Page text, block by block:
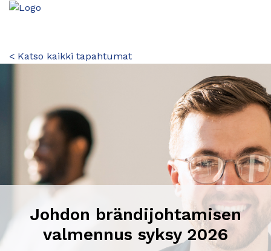
< Katso kaikki tapahtumat
Johdon brändijohtamisen
valmennus syksy 2026